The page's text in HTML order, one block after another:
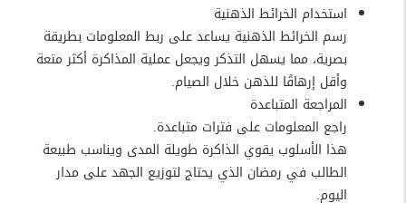
استخدام الخرائط الذهنية
رسم الخرائط الذهنية يساعد على ربط المعلومات بطريقة
بصرية، مما يسهل التذكر ويجعل عملية المذاكرة أكثر متعة
وأقل إرهاقًا للذهن خلال الصيام.
المراجعة المتباعدة
راجع المعلومات على فترات متباعدة.
هذا الأسلوب يقوي الذاكرة طويلة المدى ويناسب طبيعة
الطالب في رمضان الذي يحتاج لتوزيع الجهد على مدار
اليوم.